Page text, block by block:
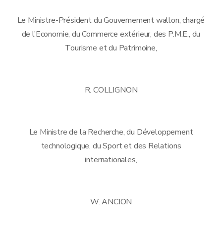
Le Ministre-Président du Gouvernement wallon, chargé
de l’Economie, du Commerce extérieur, des P.M.E., du
Tourisme et du Patrimoine,
R. COLLIGNON
Le Ministre de la Recherche, du Développement
technologique, du Sport et des Relations
internationales,
W. ANCION